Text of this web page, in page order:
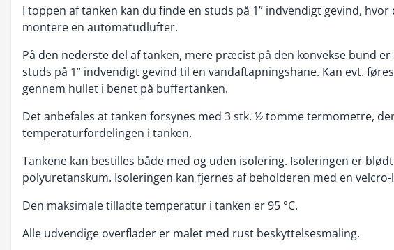
I toppen af tanken kan du finde en studs på 1” indvendigt gevind, hvor
montere en automatudlufter.
På den nederste del af tanken, mere præcist på den konvekse bund er
studs på 1” indvendigt gevind til en vandaftapningshane. Kan evt.
gennem hullet i benet på buffertanken.
Det anbefales at tanken forsynes med 3 stk. ½ tomme termometre,
temperaturfordelingen i tanken.
Tankene kan bestilles både med og uden isolering. Isoleringen er blødt
polyuretanskum. Isoleringen kan fjernes af beholderen med en
Den maksimale tilladte temperatur i tanken er 95 °C.
Alle udvendige overflader er malet med rust beskyttelsesmaling.